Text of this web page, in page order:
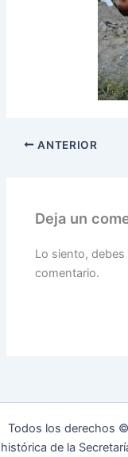
ANTERIOR
Deja un
Lo siento,
comentario.
Todos los derechos
histórica de la